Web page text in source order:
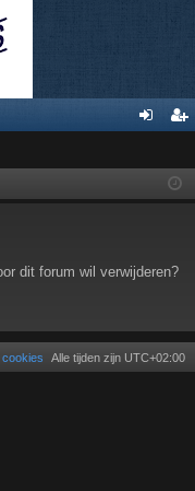
n
ist
dit forum wil verwijderen?
Alle tijden zijn UTC+02:00
cookies